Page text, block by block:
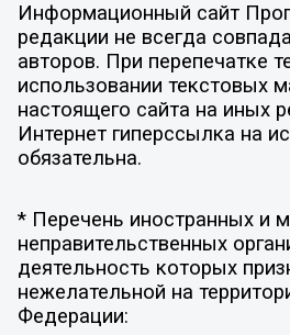
Информационный сайт
редакции не всегда
авторов. При перепечатке
использовании текстовых
настоящего сайта на иных
Интернет гиперссылка на
обязательна.
* Перечень иностранных и
неправительственных
деятельность которых
нежелательной на
Федерации: